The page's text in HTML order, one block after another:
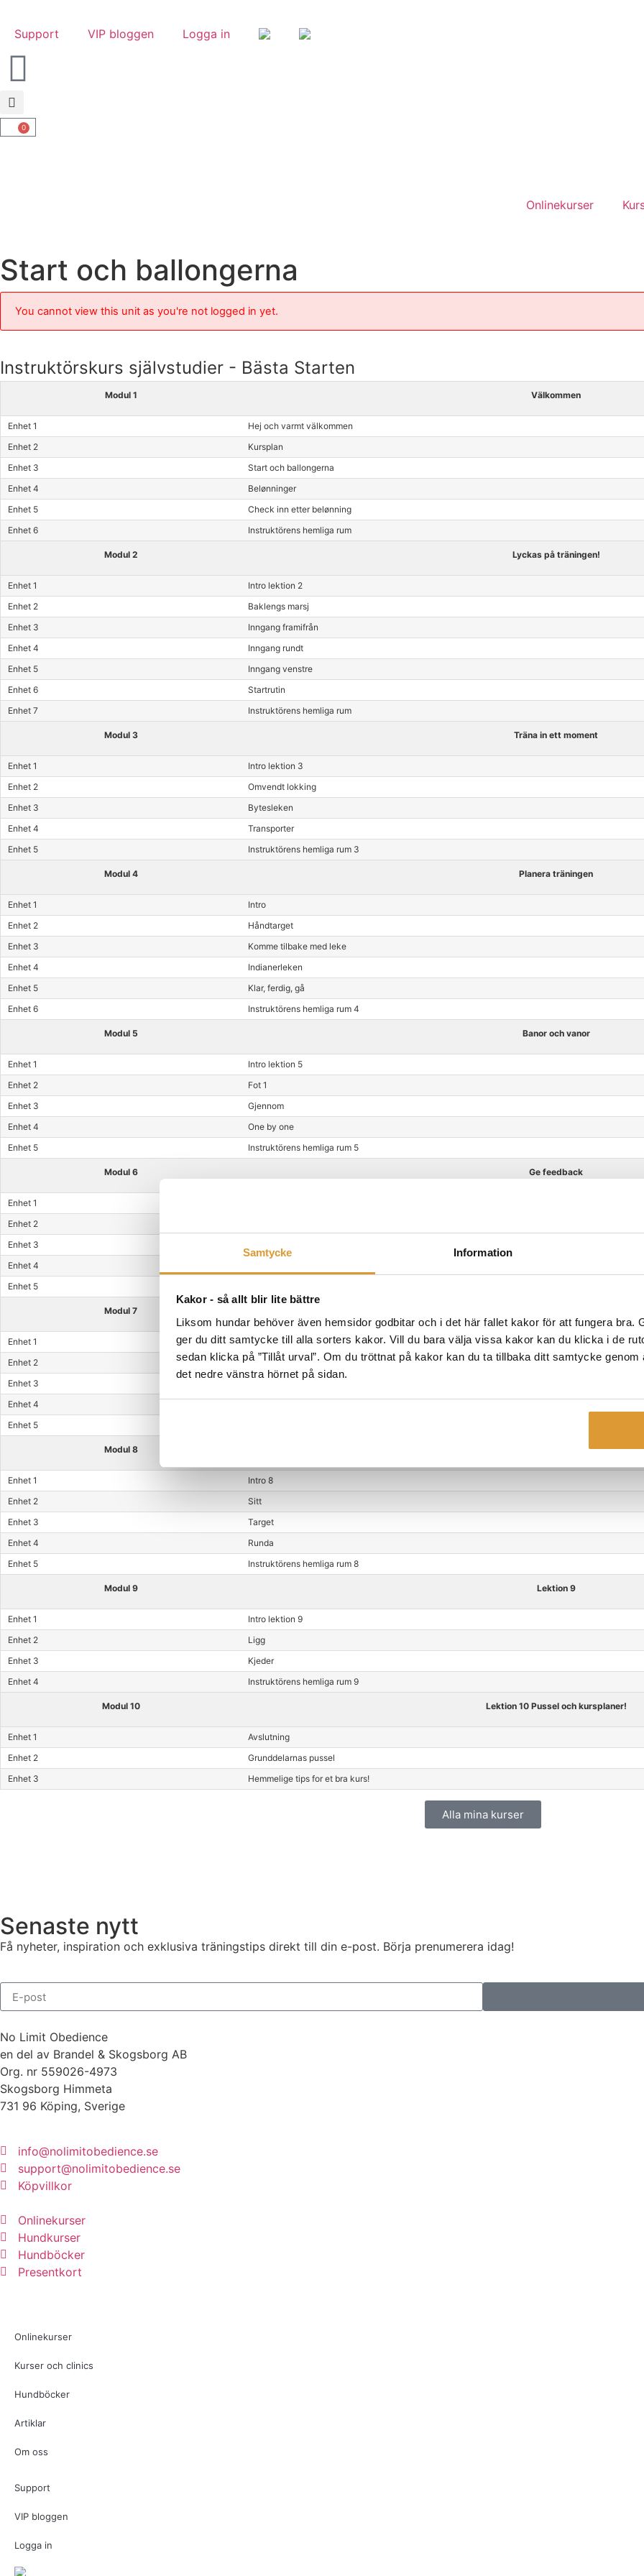
Samtycke Information
Kakor - så allt blir lite bättre
Liksom hundar behöver även hemsidor godbitar och i det här fallet kakor för att fungera bra.
ger du ditt samtycke till alla sorters kakor. Vill du bara välja vissa kakor kan du klicka i de
sedan klicka på ”Tillåt urval”. Om du tröttnat på kakor kan du ta tillbaka ditt samtycke
det nedre vänstra hörnet på sidan.
Support VIP bloggen Logga in
0
Onlinekurser
Start och ballongerna
You cannot view this unit as you're not logged in yet.
Instruktörskurs självstudier - Bästa Starten
Modul 1 Välkommen
Enhet 1
Hej och varmt välkommen
Enhet 2
Kursplan
Enhet 3
Start och ballongerna
Enhet 4
Belønninger
Enhet 5
Check inn etter belønning
Enhet 6
Instruktörens hemliga rum
Modul 2 Lyckas på träningen!
Enhet 1
Intro lektion 2
Enhet 2
Baklengs marsj
Enhet 3
Inngang framifrån
Enhet 4
Inngang rundt
Enhet 5
Inngang venstre
Enhet 6
Startrutin
Enhet 7
Instruktörens hemliga rum
Modul 3 Träna in ett moment
Enhet 1
Intro lektion 3
Enhet 2
Omvendt lokking
Enhet 3
Bytesleken
Enhet 4
Transporter
Enhet 5
Instruktörens hemliga rum 3
Modul 4 Planera träningen
Enhet 1
Intro
Enhet 2
Håndtarget
Enhet 3
Komme tilbake med leke
Enhet 4
Indianerleken
Enhet 5
Klar, ferdig, gå
Enhet 6
Instruktörens hemliga rum 4
Modul 5 Banor och vanor
Enhet 1
Intro lektion 5
Enhet 2
Fot 1
Enhet 3
Gjennom
Enhet 4
One by one
Enhet 5
Instruktörens hemliga rum 5
Modul 6 Ge feedback
Enhet 1
Enhet 2
Enhet 3
Enhet 4
Enhet 5
Modul 7
Enhet 1
Intro lektion 7
Enhet 2
Apport
Enhet 3
Enhet 4
Enhet 5
Modul 8
Enhet 1
Intro 8
Enhet 2
Sitt
Enhet 3
Target
Enhet 4
Runda
Enhet 5
Instruktörens hemliga rum 8
Modul 9 Lektion 9
Enhet 1
Intro lektion 9
Enhet 2
Ligg
Enhet 3
Kjeder
Enhet 4
Instruktörens hemliga rum 9
Modul 10 Lektion 10 Pussel och kursplaner!
Enhet 1
Avslutning
Enhet 2
Grunddelarnas pussel
Enhet 3
Hemmelige tips for et bra kurs!
Alla mina kurser
Senaste nytt
Få nyheter, inspiration och exklusiva träningstips direkt till din e-post. Börja prenumerera idag!
No Limit Obedience
en del av Brandel & Skogsborg AB
Org. nr 559026-4973
Skogsborg Himmeta
731 96 Köping, Sverige
info@nolimitobedience.se
support@nolimitobedience.se
Köpvillkor
Onlinekurser
Hundkurser
Hundböcker
Presentkort
Onlinekurser
Kurser och clinics
Hundböcker
Artiklar
Om oss
Support
VIP bloggen
Logga in